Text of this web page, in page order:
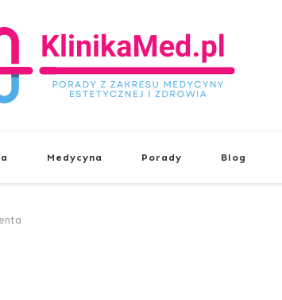
Medycyna Porady Blog